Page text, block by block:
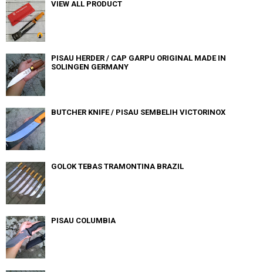
VIEW ALL PRODUCT
PISAU HERDER / CAP GARPU ORIGINAL MADE IN
SOLINGEN GERMANY
BUTCHER KNIFE / PISAU SEMBELIH VICTORINOX
GOLOK TEBAS TRAMONTINA BRAZIL
PISAU COLUMBIA